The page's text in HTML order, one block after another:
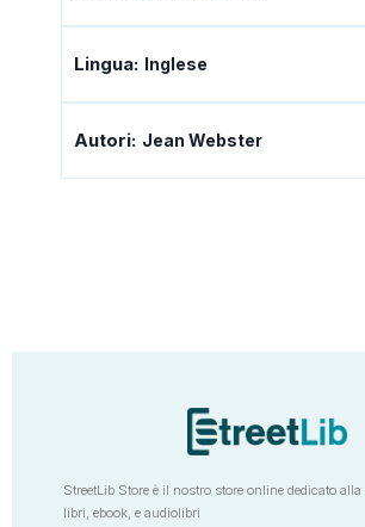
Lingua: Inglese
Autori: Jean Webster
StreetLib Store è il nostro store online dedicato
libri, ebook, e audiolibri